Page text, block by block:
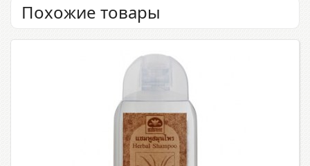
Похожие товары